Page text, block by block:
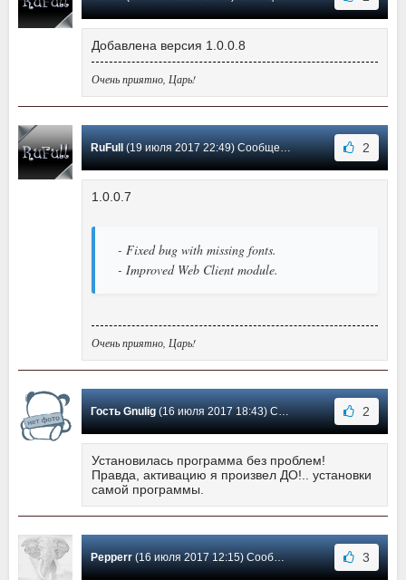
Добавлена версия 1.0.0.8
Очень приятно, Царь!
RuFull(19 июля 2017 22:49) Сообщение #8 2
1.0.0.7
- Fixed bug with missing fonts.
- Improved Web Client module.
Очень приятно, Царь!
Гость Gnulig(16 июля 2017 18:43) Сообщение #7 2
Установилась программа без проблем!
Правда, активацию я произвел ДО!.. установки
самой программы.
Pepperr(16 июля 2017 12:15) Сообщение #6 3